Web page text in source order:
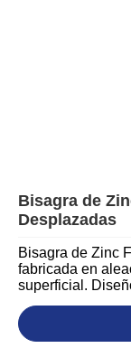
Bisagra de
Desplazadas
Bisagra de Zinc
fabricada en
superficial.